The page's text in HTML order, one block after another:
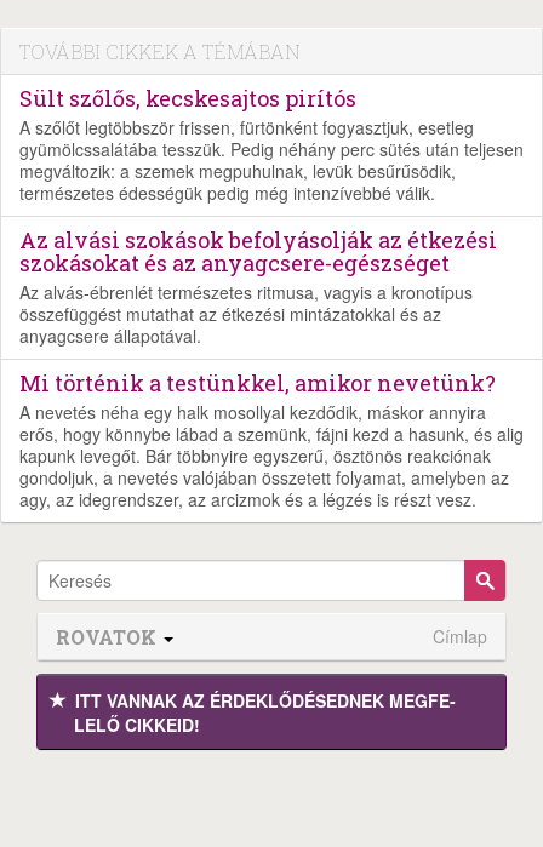
TOVÁBBI CIKKEK A TÉMÁBAN
Sült szőlős, kecskesajtos pirítós
A szőlőt legtöbbször frissen, fürtönként fogyasztjuk, esetleg
gyümölcssalátába tesszük. Pedig néhány perc sütés után teljesen
megváltozik: a szemek megpuhulnak, levük besűrűsödik,
természetes édességük pedig még intenzívebbé válik.
Az alvási szokások befolyásolják az étkezési
szokásokat és az anyagcsere-egészséget
Az alvás-ébrenlét természetes ritmusa, vagyis a kronotípus
összefüggést mutathat az étkezési mintázatokkal és az
anyagcsere állapotával.
Mi történik a testünkkel, amikor nevetünk?
A nevetés néha egy halk mosollyal kezdődik, máskor annyira
erős, hogy könnybe lábad a szemünk, fájni kezd a hasunk, és alig
kapunk levegőt. Bár többnyire egyszerű, ösztönös reakciónak
gondoljuk, a nevetés valójában összetett folyamat, amelyben az
agy, az idegrendszer, az arcizmok és a légzés is részt vesz.
ROVATOK Címlap
ITT VANNAK AZ ÉRDEK­LŐDÉ­SEDNEK MEGFE­
LELŐ CIKKEID!